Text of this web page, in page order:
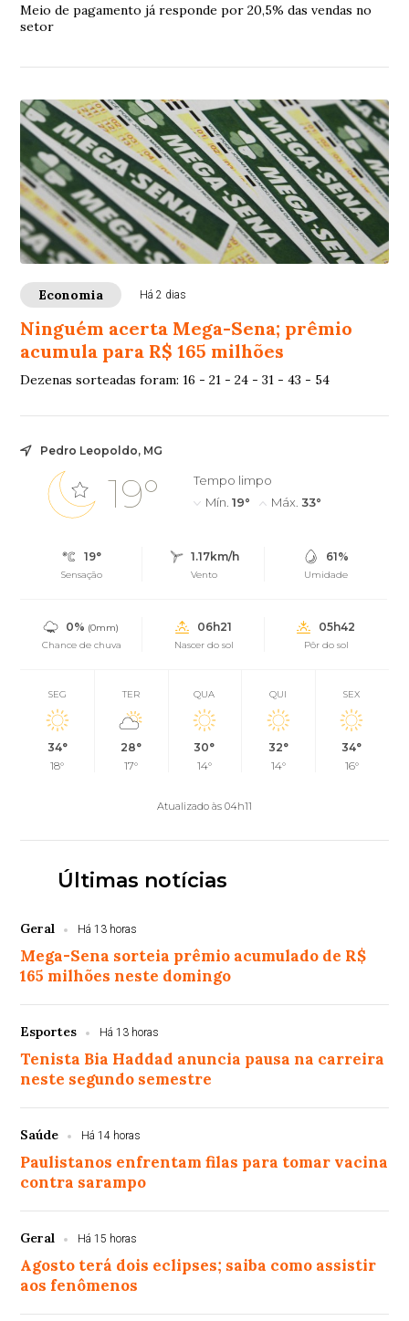
Meio de pagamento já responde por 20,5% das vendas no
setor
Economia Há 2 dias
Ninguém acerta Mega-Sena; prêmio
acumula para R$ 165 milhões
Dezenas sorteadas foram: 16 - 21 - 24 - 31 - 43 - 54
Pedro Leopoldo, MG
19°
Tempo limpo
Mín. 19° Máx. 33°
19°
Sensação
1.17km/h
Vento
61%
Umidade
0% (0mm)
Chance de chuva
06h21
Nascer do sol
05h42
Pôr do sol
SEG
34°
18°
TER
28°
17°
QUA
30°
14°
QUI
32°
14°
SEX
34°
16°
Atualizado às 04h11
Últimas notícias
Geral Há 13 horas
Mega-Sena sorteia prêmio acumulado de R$
165 milhões neste domingo
Esportes Há 13 horas
Tenista Bia Haddad anuncia pausa na carreira
neste segundo semestre
Saúde Há 14 horas
Paulistanos enfrentam filas para tomar vacina
contra sarampo
Geral Há 15 horas
Agosto terá dois eclipses; saiba como assistir
aos fenômenos